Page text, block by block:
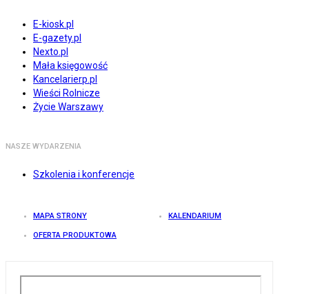
E-kiosk.pl
E-gazety.pl
Nexto.pl
Mała księgowość
Kancelarierp.pl
Wieści Rolnicze
Życie Warszawy
NASZE WYDARZENIA
Szkolenia i konferencje
MAPA STRONY KALENDARIUM
OFERTA PRODUKTOWA